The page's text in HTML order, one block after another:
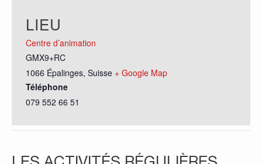
LIEU
Centre d’animation
GMX9+RC
1066 Épalinges, Suisse + Google Map
Téléphone
079 552 66 51